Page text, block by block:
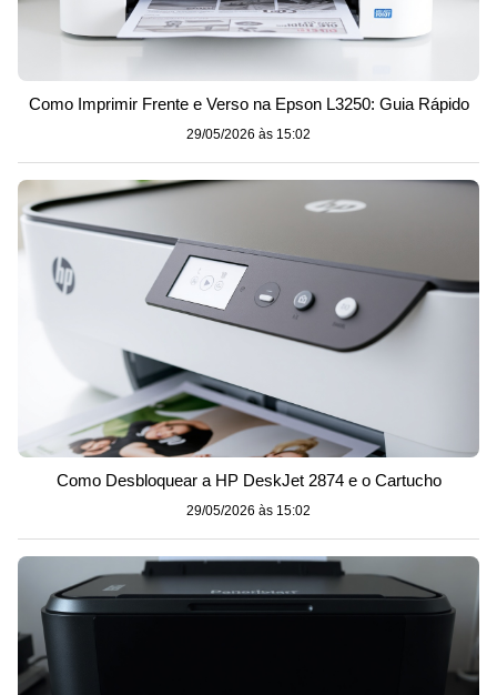
Como Imprimir Frente e Verso na Epson L3250: Guia Rápido
29/05/2026 às 15:02
Como Desbloquear a HP DeskJet 2874 e o Cartucho
29/05/2026 às 15:02